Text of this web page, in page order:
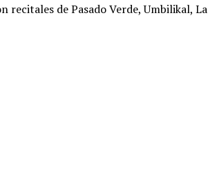
recitales de Pasado Verde, Umbilikal, La